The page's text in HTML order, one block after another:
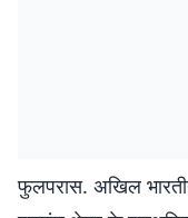
फुलपरास. अखिल